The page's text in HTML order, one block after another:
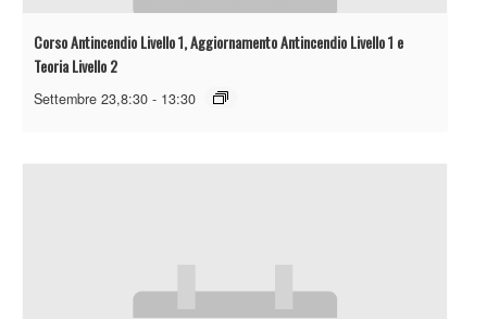
Corso Antincendio Livello 1, Aggiornamento Antincendio Livello 1 e
Teoria Livello 2
Settembre 23,8:30 - 13:30